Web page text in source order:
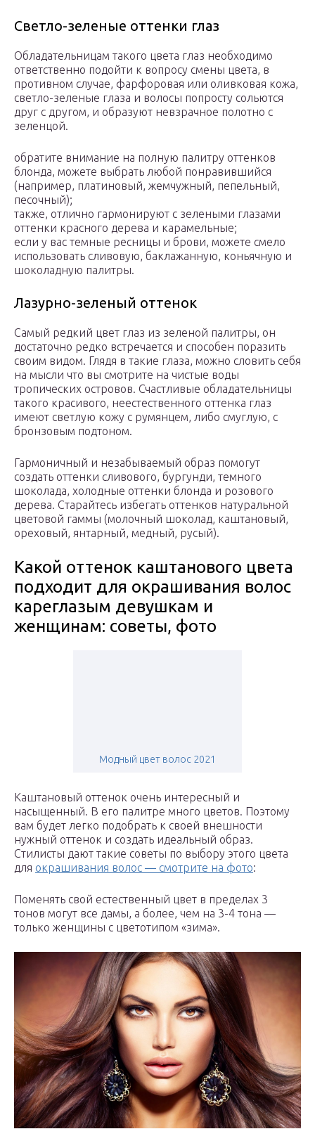
Светло-зеленые оттенки глаз
Обладательницам такого цвета глаз необходимо
ответственно подойти к вопросу смены цвета, в
противном случае, фарфоровая или оливковая кожа,
светло-зеленые глаза и волосы попросту сольются
друг с другом, и образуют невзрачное полотно с
зеленцой.
обратите внимание на полную палитру оттенков
блонда, можете выбрать любой понравившийся
(например, платиновый, жемчужный, пепельный,
песочный);
также, отлично гармонируют с зелеными глазами
оттенки красного дерева и карамельные;
если у вас темные ресницы и брови, можете смело
использовать сливовую, баклажанную, коньячную и
шоколадную палитры.
Лазурно-зеленый оттенок
Самый редкий цвет глаз из зеленой палитры, он
достаточно редко встречается и способен поразить
своим видом. Глядя в такие глаза, можно словить себя
на мысли что вы смотрите на чистые воды
тропических островов. Счастливые обладательницы
такого красивого, неестественного оттенка глаз
имеют светлую кожу с румянцем, либо смуглую, с
бронзовым подтоном.
Гармоничный и незабываемый образ помогут
создать оттенки сливового, бургунди, темного
шоколада, холодные оттенки блонда и розового
дерева. Старайтесь избегать оттенков натуральной
цветовой гаммы (молочный шоколад, каштановый,
ореховый, янтарный, медный, русый).
Какой оттенок каштанового цвета
подходит для окрашивания волос
кареглазым девушкам и
женщинам: советы, фото
Модный цвет волос 2021
Каштановый оттенок очень интересный и
насыщенный. В его палитре много цветов. Поэтому
вам будет легко подобрать к своей внешности
нужный оттенок и создать идеальный образ.
Стилисты дают такие советы по выбору этого цвета
для окрашивания волос — смотрите на фото:
Поменять свой естественный цвет в пределах 3
тонов могут все дамы, а более, чем на 3-4 тона —
только женщины с цветотипом «зима».